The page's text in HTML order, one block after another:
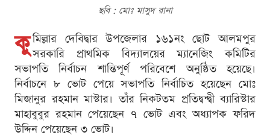
ছবি : মোঃ মাসুদ রানা
কু মিল্লার দেবিদ্বার উপজেলার ১৬১নং ছোট আলমপুর
সরকারি প্রাথমিক বিদ্যালয়ের ম্যানেজিং কমিটির
সভাপতি নির্বাচন শান্তিপূর্ণ পরিবেশে অনুষ্ঠিত হয়েছে।
নির্বাচনে ৮ ভোট পেয়ে সভাপতি নির্বাচিত হয়েছেন মোঃ
মিজানুর রহমান মাস্টার। তাঁর নিকটতম প্রতিদ্বন্দ্বী ব্যারিস্টার
মাহাবুবুর রহমান পেয়েছেন ৭ ভোট এবং অধ্যাপক ফরিদ
উদ্দিন পেয়েছেন ৩ ভোট।